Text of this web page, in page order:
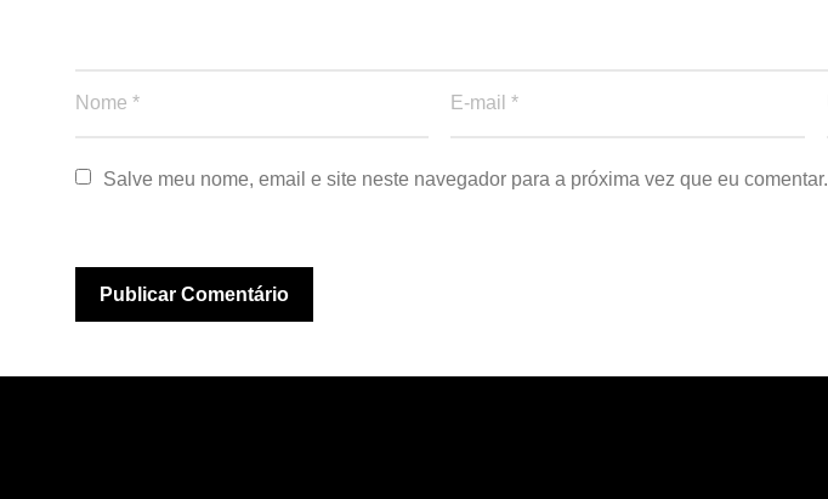
Salve meu nome, email e site neste navegador para a próxima vez que eu comentar.